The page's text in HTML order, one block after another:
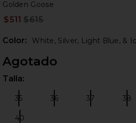
diapositivas
Golden Goose
$511 $615
Color: White, Silver, Light Blue, &
Agotado
Talla:
Talla:
35 Talla:
36 Talla:
37 38
40